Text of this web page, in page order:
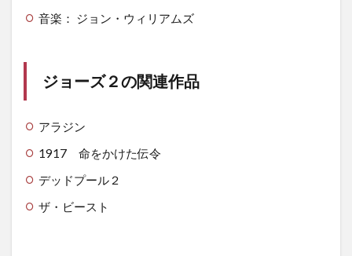
音楽： ジョン・ウィリアムズ
ジョーズ２の関連作品
アラジン
1917 命をかけた伝令
デッドプール２
ザ・ビースト